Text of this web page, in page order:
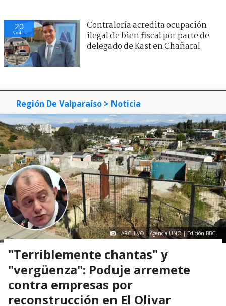
20
visitas
Contraloría acredita ocupación
ilegal de bien fiscal por parte de
delegado de Kast en Chañaral
Región De Valparaíso > Noticia
ARCHIVO | Agencia UNO | Edición BBCL
"Terriblemente chantas" y
"vergüenza": Poduje arremete
contra empresas por
reconstrucción en El Olivar